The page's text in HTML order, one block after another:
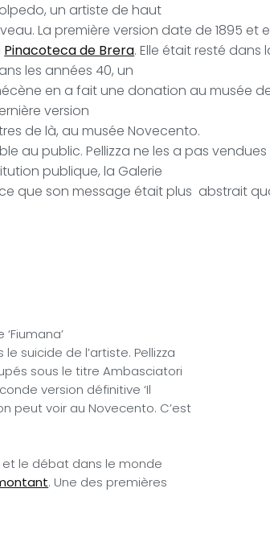
un artiste de haut
La première version date de 1895 et
Pinacoteca de Brera. Elle était resté dans
les années 40, un
en a fait une donation au musée de
version
de là, au musée Novecento.
au public.Pellizza ne les a pas
publique, la Galerie
que son message était plus abstrait
suicide de l’artiste. Pellizza
sous le titre Ambasciatori
version définitive ‘Il
peut voir au Novecento. C’est
et le débat dans le monde
. Une des premières